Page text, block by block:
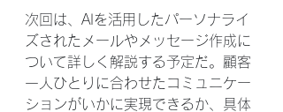
次回は、AIを活用したパーソナライ
ズされたメールやメッセージ作成に
ついて詳しく解説する予定だ。顧客
一人ひとりに合わせたコミュニケー
ションがいかに実現できるか、具体